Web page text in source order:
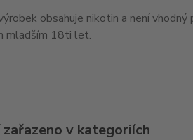
obsahuje nikotin a není
mladším 18ti let.
zařazeno v kategoriích